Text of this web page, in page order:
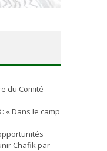
du Comité
« Dans le camp
Chafik par